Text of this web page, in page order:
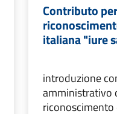
Contributo
italiana "iure
introduzione
amministrativo
riconoscimento